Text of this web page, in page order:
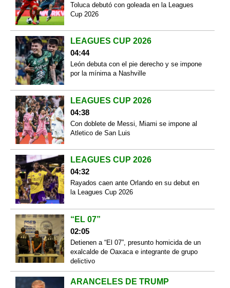
Toluca debutó con goleada en la Leagues
Cup 2026
LEAGUES CUP 2026
04:44
León debuta con el pie derecho y se impone
por la mínima a Nashville
LEAGUES CUP 2026
04:38
Con doblete de Messi, Miami se impone al
Atletico de San Luis
LEAGUES CUP 2026
04:32
Rayados caen ante Orlando en su debut en
la Leagues Cup 2026
“EL 07”
02:05
Detienen a “El 07”, presunto homicida de un
exalcalde de Oaxaca e integrante de grupo
delictivo
ARANCELES DE TRUMP